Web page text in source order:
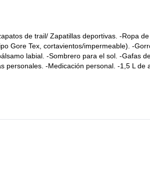
de trail/ Zapatillas deportivas. -Ropa de
Gore Tex, cortavientos/impermeable). -
labial. -Sombrero para el sol. -Gafas
personales. -Medicación personal. -1,5 L de